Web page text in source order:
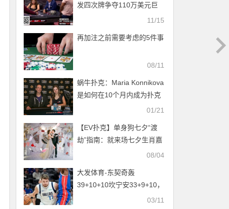
发四次牌争夺110万美元巨
11/15
再加注之前需要考虑的5件事
08/11
蜗牛扑克：Maria Konnikova
是如何在10个月内成为扑克
01/21
【EV扑克】单身狗七夕“渡
劫”指南：就来场七夕生肖嘉
08/04
大发体育-东契奇轰
39+10+10坎宁安33+9+10，
大发助力你的致富之路！03/11